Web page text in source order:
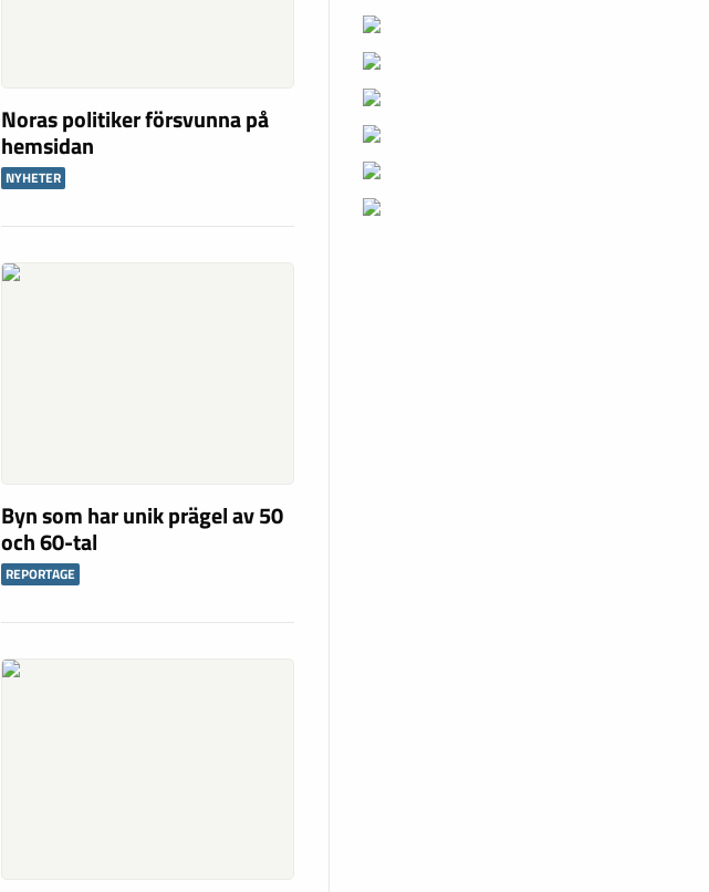
Noras politiker försvunna på
hemsidan
NYHETER
Byn som har unik prägel av 50
och 60-tal
REPORTAGE